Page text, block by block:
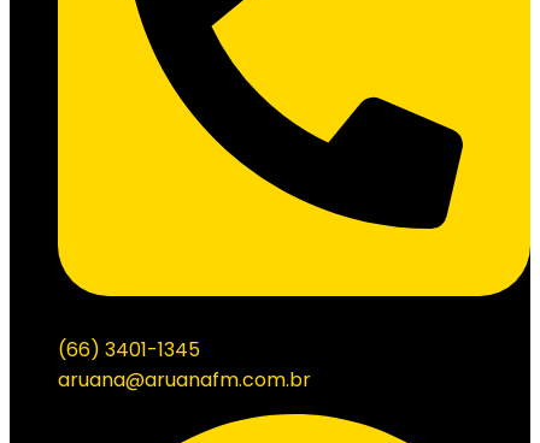
(66) 3401-1345
aruana@aruanafm.com.br